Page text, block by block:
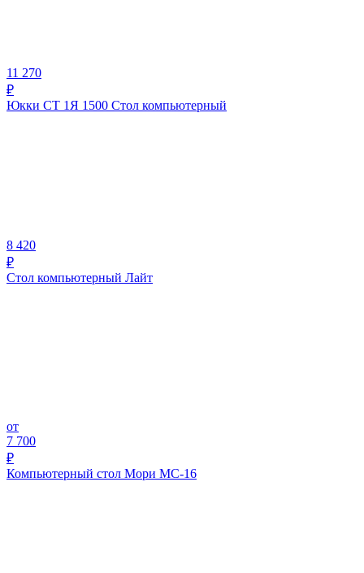
11 270
₽
Юкки СТ 1Я 1500 Стол компьютерный
8 420
₽
Стол компьютерный Лайт
от
7 700
₽
Компьютерный стол Мори МС-16